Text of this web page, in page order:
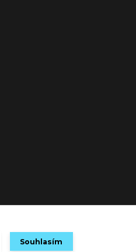
Souhlasím